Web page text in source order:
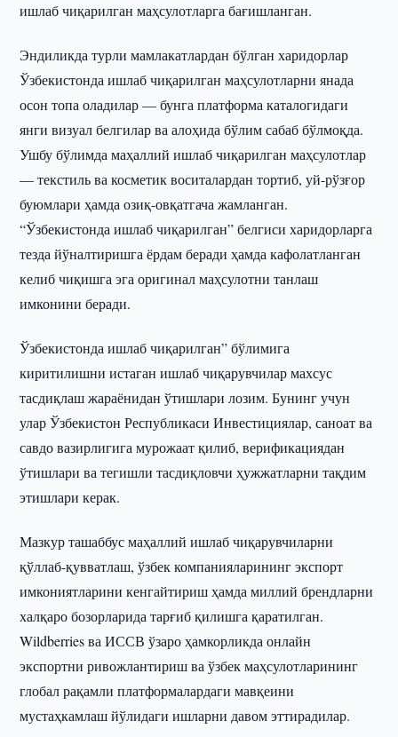
ишлаб чиқарилган маҳсулотларга бағишланган.
Эндиликда турли мамлакатлардан бўлган харидорлар
Ўзбекистонда ишлаб чиқарилган маҳсулотларни янада
осон топа оладилар — бунга платформа каталогидаги
янги визуал белгилар ва алоҳида бўлим сабаб бўлмоқда.
Ушбу бўлимда маҳаллий ишлаб чиқарилган маҳсулотлар
— текстиль ва косметик воситалардан тортиб, уй-рўзғор
буюмлари ҳамда озиқ-овқатгача жамланган.
“Ўзбекистонда ишлаб чиқарилган” белгиси харидорларга
тезда йўналтиришга ёрдам беради ҳамда кафолатланган
келиб чиқишга эга оригинал маҳсулотни танлаш
имконини беради.
Ўзбекистонда ишлаб чиқарилган” бўлимига
киритилишни истаган ишлаб чиқарувчилар махсус
тасдиқлаш жараёнидан ўтишлари лозим. Бунинг учун
улар Ўзбекистон Республикаси Инвестициялар, саноат ва
савдо вазирлигига мурожаат қилиб, верификациядан
ўтишлари ва тегишли тасдиқловчи ҳужжатларни тақдим
этишлари керак.
Мазкур ташаббус маҳаллий ишлаб чиқарувчиларни
қўллаб-қувватлаш, ўзбек компанияларининг экспорт
имкониятларини кенгайтириш ҳамда миллий брендларни
халқаро бозорларида тарғиб қилишга қаратилган.
Wildberries ва ИССВ ўзаро ҳамкорликда онлайн
экспортни ривожлантириш ва ўзбек маҳсулотларининг
глобал рақамли платформалардаги мавқеини
мустаҳкамлаш йўлидаги ишларни давом эттирадилар.